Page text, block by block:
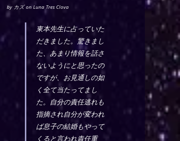
by カズon Luna Tres Clova
東本先生に占っていた
だきました。驚きまし
た、あまり情報を話さ
ないようにと思ったの
ですが、お見通しの如
く全て当たってまし
た。自分の責任逃れも
指摘され自分が変われ
ば息子の結婚もやって
くると言われ責任重